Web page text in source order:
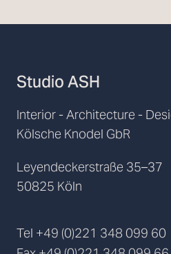
Studio ASH
Interior - Architecture -
Kölsche Knodel GbR
Leyendeckerstraße 35–37
50825 Köln
Tel +49 (0)221 348 099 60